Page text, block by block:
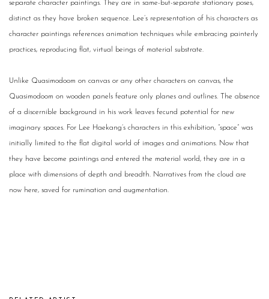
separate character paintings. They are in same-but-separate stationary poses,
distinct as they have broken sequence. Lee’s representation of his characters as
character paintings references animation techniques while embracing painterly
practices, reproducing flat, virtual beings of material substrate.
Unlike Quasimodoom on canvas or any other characters on canvas, the
Quasimodoom on wooden panels feature only planes and outlines. The absence
of a discernible background in his work leaves fecund potential for new
imaginary spaces. For Lee Haekang’s characters in this exhibition, “space” was
initially limited to the flat digital world of images and animations. Now that
they have become paintings and entered the material world, they are in a
place with dimensions of depth and breadth. Narratives from the cloud are
now here, saved for rumination and augmentation.